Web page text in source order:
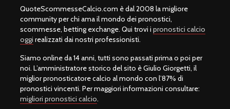
QuoteScommesseCalcio.com è dal 2008 la migliore
community per chi ama il mondo dei pronostici,
scommesse, betting exchange. Qui trovi i pronostici calcio
oggi realizzati dai nostri professionisti.
Siamo online da 14 anni, tutti sono passati prima o poi per
noi. L’amministratore storico del sito è Giulio Giorgetti, il
miglior pronosticatore calcio al mondo con l’87% di
pronostici vincenti. Per maggiori informazioni consultare:
migliori pronostici calcio.